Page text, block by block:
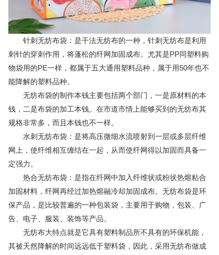
针刺无纺布袋：是干法无纺布的一种，针刺无纺布是利用
刺针的穿刺作用，将蓬松的纤网加固成布。尤其是PP同塑料购
物袋用的PE一样，都属于五大通用塑料品种，属于用50年也不
能降解的塑料品种。
无纺布袋的制作本钱主要包括两个部门，一是原材料的本
钱，二是布袋的加工本钱。在市道市情上能够买到的无纺布其
规格非常多，而且本钱也不一样。
水刺无纺布袋：是将高压微细水流喷射到一层或多层纤维
网上，使纤维相互缠结在一起，从而使纤网得以加固而具备一
定强力。
热合无纺布袋：是指在纤网中加入纤维状或粉状热熔粘合
加固材料，纤网再经过加热熔融冷却加固成布。无纺布袋是环
保产品，是比较普遍的一种包装袋，主要用于购物，包装、广
告、电子、服装、装饰等产品。
无纺布大特点就是它具有塑料制品所不具有的环保机能，
其被天然降解的时间远远低于塑料袋，因此，采用无纺布做成